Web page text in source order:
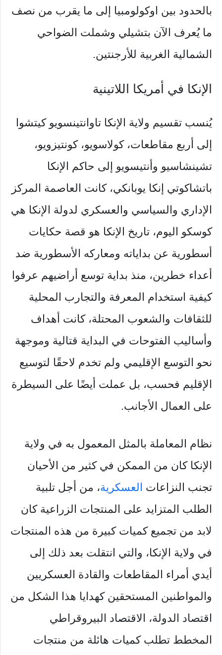
بالحدود بين اوكولومبيا إلى ما يقرب من نصف
ما يُعرف الآن بتشيلي وشملت الضواحي
الشمالية الغربية للأرجنتين.
الإنكا في أمريكا اللاتينية
يُنسب تقسيم ولاية الإنكا تاوانتينسويو كيتشوا
إلى أربع مقاطعات، كولاسويو، كونتيزويو،
تشينشاسيو وأنتيسويو إلى حاكم الإنكا
باتشاكوتي إنكا يوبانكي، كانت العاصمة المركز
الإداري والسياسي والعسكري لدولة الإنكا هي
كوسكو اليوم، تاريخ الإنكا هو قصة حكايات
أسطورية عن بداياته ومعاركه الأسطورية ضد
أعداء خطرين، منذ بداية توسع أراضيهم عرفوا
كيفية استخدام المعرفة والتجارب المحلية
للثقافات والشعوب المحتلة، كانت أهداف
وأساليب الفتوحات في البداية قتالية وموجهة
نحو التوسع الإقليمي ولم تخدم لاحقًا لتوسيع
الإقليم فحسب، بل عملت أيضًا على السيطرة
على العمال الأجانب.
نظام المعاملة بالمثل المعمول به في ولاية
الإنكا كان من الممكن في كثير من الأحيان
تجنب النزاعات العسكرية، من أجل تلبية
الطلب المتزايد على المنتجات الزراعية كان
لابد من تجميع كميات كبيرة من هذه المنتجات
في ولاية الإنكا، والتي انتقلت بعد ذلك إلى
أيدي أمراء المقاطعات والقادة العسكريين
والمواطنين المستحقين كهدايا هذا الشكل من
اقتصاد الدولة، الاقتصاد البيروقراطي
المخطط تطلب كميات هائلة من منتجات